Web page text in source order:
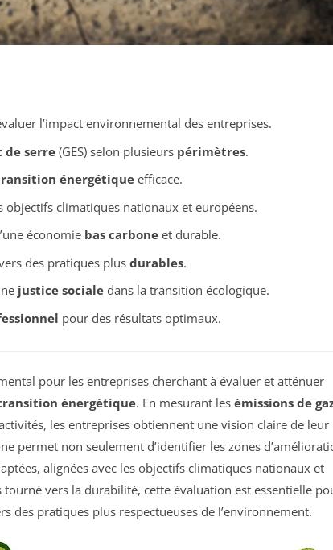
l’impact environnemental des entreprises.
de serre(GES) selon plusieurs périmètres.
énergétiqueefficace.
objectifs climatiques nationaux et européens.
économie bas carboneet durable.
des pratiques plus durables.
justice socialedans la transition écologique.
pour des résultats optimaux.
pour les entreprises cherchant à évaluer et atténuer
énergétique. En mesurant les émissions de
les entreprises obtiennent une vision claire de leur
permet non seulement d’identifier les zones
alignées avec les objectifs climatiques nationaux et
vers la durabilité, cette évaluation est essentielle
des pratiques plus respectueuses de l’environnement.